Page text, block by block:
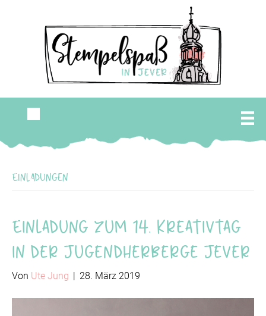
Einladungen
Einladung zum 14. Kreativtag
in der Jugendherberge Jever
Von Ute Jung | 28. März 2019